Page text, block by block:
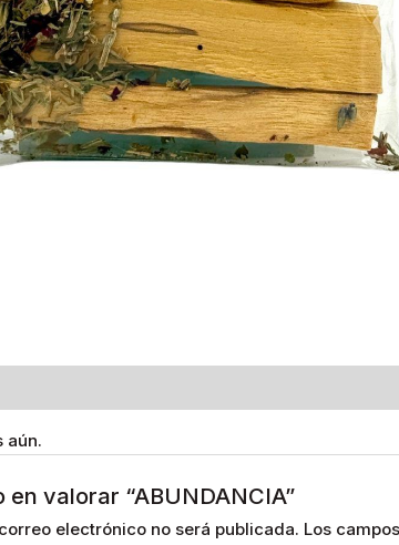
aún.
en valorar “ABUNDANCIA”
electrónico no será publicada. Los